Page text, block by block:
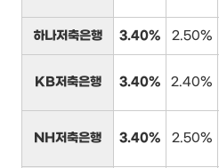
하나저축은행 3.40% 2.50%
KB저축은행 3.40% 2.40%
NH저축은행 3.40% 2.50%